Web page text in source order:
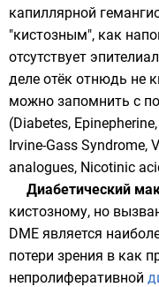
капиллярной
"кистозным", как
отсутствует
деле отёк отнюдь не
можно запомнить с
(Diabetes,
Irvine-Gass Syndrome,
analogues, Nicotinic
Диабетический
кистозному, но
DME является
потери зрения в как
непролиферативной